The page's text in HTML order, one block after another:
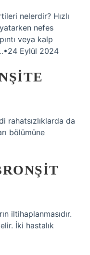
nelerdir? Hızlı
nefes
veya kalp
Eylül 2024
rahatsızlıklarda da
bölümüne
iltihaplanmasıdır.
İki hastalık